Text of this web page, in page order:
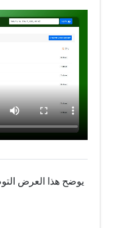
يوضح هذا العرض